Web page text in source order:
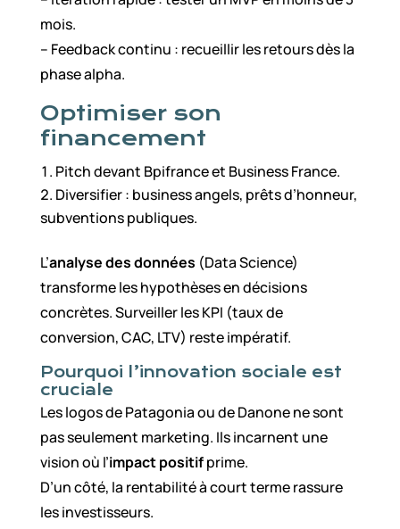
mois.
– Feedback continu : recueillir les retours dès la
phase alpha.
Optimiser son
financement
Pitch devant Bpifrance et Business France.
Diversifier : business angels, prêts d’honneur,
subventions publiques.
L’analyse des données (Data Science)
transforme les hypothèses en décisions
concrètes. Surveiller les KPI (taux de
conversion, CAC, LTV) reste impératif.
Pourquoi l’innovation sociale est
cruciale
Les logos de Patagonia ou de Danone ne sont
pas seulement marketing. Ils incarnent une
vision où l’impact positifprime.
D’un côté, la rentabilité à court terme rassure
les investisseurs.